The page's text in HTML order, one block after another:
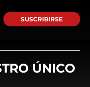
SUSCRIBIRSE
ÚNICO